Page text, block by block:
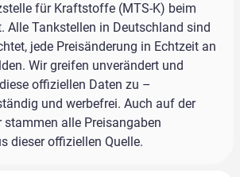
für Kraftstoffe (MTS-K) beim
Alle Tankstellen in Deutschland sind
jede Preisänderung in Echtzeit an
Wir greifen unverändert und
offiziellen Daten zu –
und werbefrei. Auch auf der
stammen alle Preisangaben
dieser offiziellen Quelle.